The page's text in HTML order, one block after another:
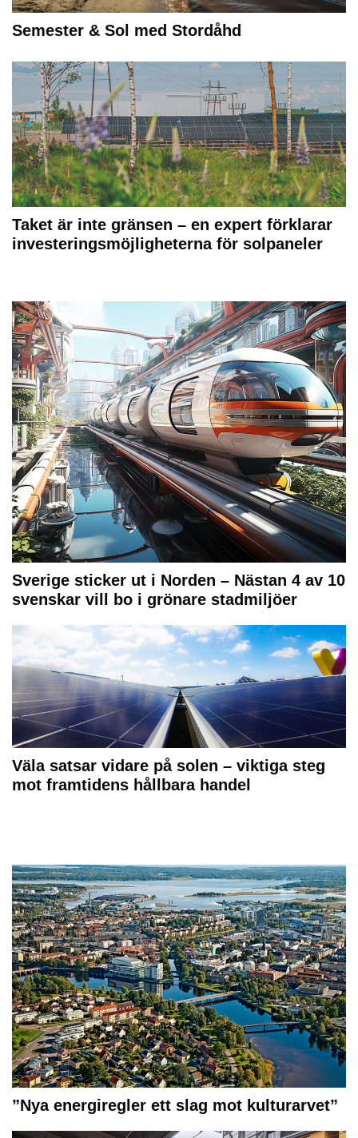
Semester & Sol med Stordåhd
Taket är inte gränsen – en expert förklarar
investeringsmöjligheterna för solpaneler
Sverige sticker ut i Norden – Nästan 4 av 10
svenskar vill bo i grönare stadmiljöer
Väla satsar vidare på solen – viktiga steg
mot framtidens hållbara handel
”Nya energiregler ett slag mot kulturarvet”